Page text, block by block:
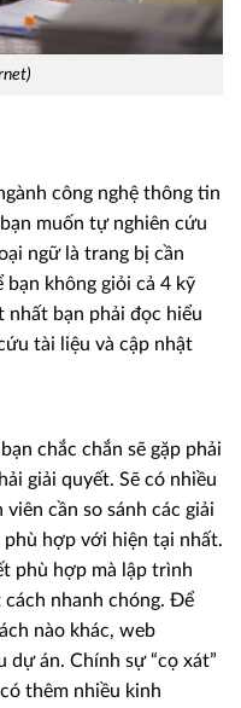
công nghệ thông tin
muốn tự nghiên cứu
ngữ là trang bị cần
không giỏi cả 4 kỹ
nhất bạn phải đọc hiểu
tài liệu và cập nhật
chắc chắn sẽ gặp phải
giải quyết. Sẽ có nhiều
cần so sánh các giải
hợp với hiện tại nhất.
phù hợp mà lập trình
nhanh chóng. Để
nào khác, web
dự án. Chính sự “cọ xát”
thêm nhiều kinh